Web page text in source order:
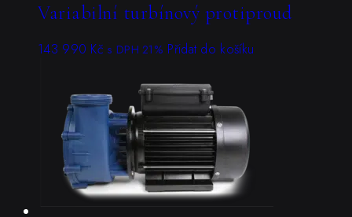
Variabilní turbínový protiproud
143 990 Kč s DPH 21% Přidat do košíku